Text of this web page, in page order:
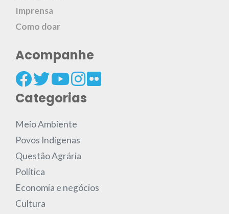
Imprensa
Como doar
Acompanhe
Categorias
Meio Ambiente
Povos Indígenas
Questão Agrária
Política
Economia e negócios
Cultura